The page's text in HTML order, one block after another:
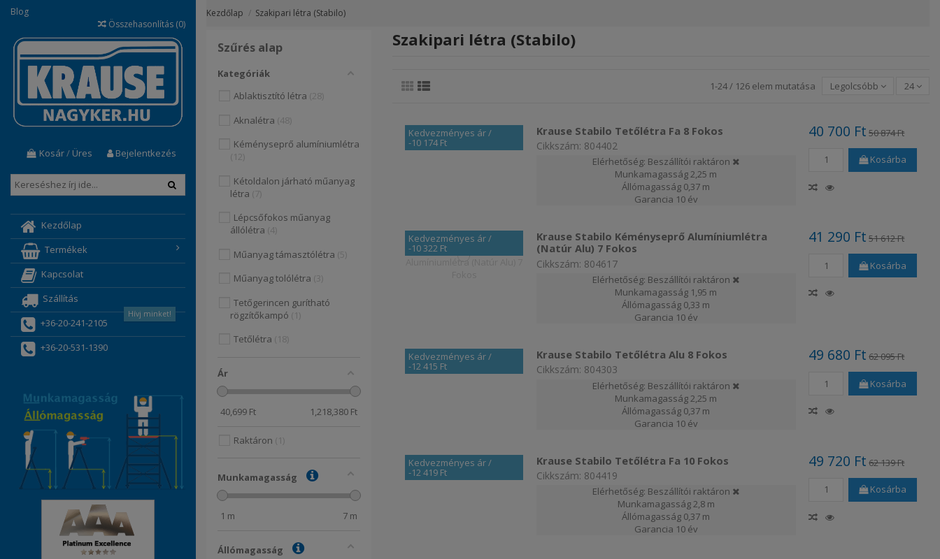
Blog
Összehasonlítás (0)
Kosár/ Üres Bejelentkezés
Kezdőlap
Termékek
Kapcsolat
Szállítás
+36-20-241-2105
Hívj minket!
+36-20-531-1390
Kezdőlap Szakipari létra (Stabilo)
Szakipari létra (Stabilo)
1-24 / 126 elem mutatása Legolcsóbb 24
Kedvezményes ár/
-10 174 Ft
Krause Stabilo Tetőlétra Fa 8 Fokos
Cikkszám: 804402
Elérhetőség: Beszállítói raktáron
Munkamagasság2,25 m
Állómagasság 0,37 m
Garancia 10 év
40 700 Ft 50 874 Ft
Kosárba
Kedvezményes ár/
-10 322 Ft
Krause Stabilo Kéményseprő Alumíniumlétra
(Natúr Alu) 7 Fokos
Cikkszám: 804617
Elérhetőség: Beszállítói raktáron
Munkamagasság 1,95 m
Állómagasság 0,33 m
Garancia 10 év
41 290 Ft 51 612 Ft
Kosárba
Kedvezményes ár/
-12 415 Ft
Krause Stabilo Tetőlétra Alu 8 Fokos
Cikkszám: 804303
Elérhetőség: Beszállítói raktáron
Munkamagasság 2,25 m
Állómagasság 0,37 m
Garancia 10 év
49 680 Ft 62 095 Ft
Kosárba
Kedvezményes ár/
-12 419 Ft
Krause Stabilo Tetőlétra Fa 10 Fokos
Cikkszám: 804419
Elérhetőség: Beszállítói raktáron
Munkamagasság2,8 m
Állómagasság 0,37 m
Garancia 10 év
49 720 Ft 62 139 Ft
Kosárba
Szűrés alap
Kategóriák
Ablaktisztító létra 28
Aknalétra 48
Kéményseprő alumíniumlétra
12
Kétoldalon járható műanyag
létra
7
Lépcsőfokos műanyag
állólétra 4
Műanyag támasztólétra 5
Műanyag tolólétra 3
Tetőgerincen gurítható
rögzítőkampó
1
Tetőlétra
18
Ár
40,699 Ft 1,218,380Ft
Raktáron 1
Munkamagasság
1 m 7m
Állómagasság